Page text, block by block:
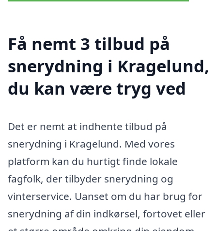
Få nemt 3 tilbud på
snerydning i Kragelund,
du kan være tryg ved
Det er nemt at indhente tilbud på
snerydning i Kragelund. Med vores
platform kan du hurtigt finde lokale
fagfolk, der tilbyder snerydning og
vinterservice. Uanset om du har brug for
snerydning af din indkørsel, fortovet eller